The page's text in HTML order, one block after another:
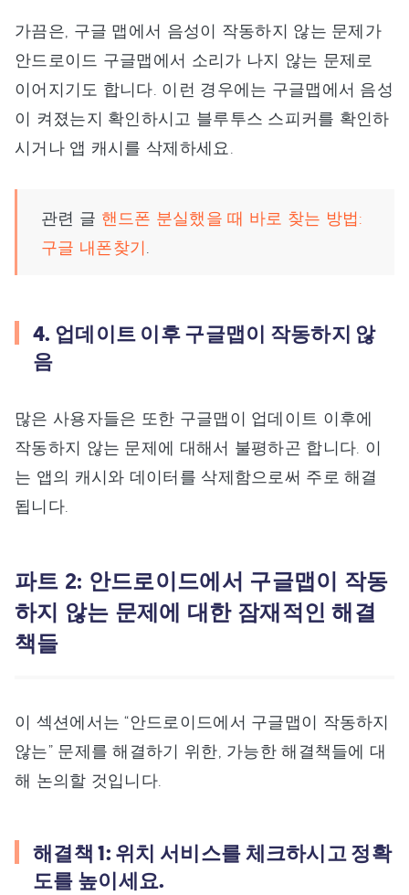
가끔은, 구글 맵에서 음성이 작동하지 않는 문제가
안드로이드 구글맵에서 소리가 나지 않는 문제로
이어지기도 합니다. 이런 경우에는 구글맵에서 음성
이 켜졌는지 확인하시고 블루투스 스피커를 확인하
시거나 앱 캐시를 삭제하세요.
관련 글 핸드폰 분실했을 때 바로 찾는 방법:
구글 내폰찾기
4. 업데이트 이후 구글맵이 작동하지 않
음
많은 사용자들은 또한 구글맵이 업데이트 이후에
작동하지 않는 문제에 대해서 불평하곤 합니다. 이
는 앱의 캐시와 데이터를 삭제함으로써 주로 해결
됩니다.
파트 2: 안드로이드에서 구글맵이 작동
하지 않는 문제에 대한 잠재적인 해결
책들
이 섹션에서는 “안드로이드에서 구글맵이 작동하지
않는” 문제를 해결하기 위한, 가능한 해결책들에 대
해 논의할 것입니다.
해결책 1: 위치 서비스를 체크하시고 정확
도를 높이세요.